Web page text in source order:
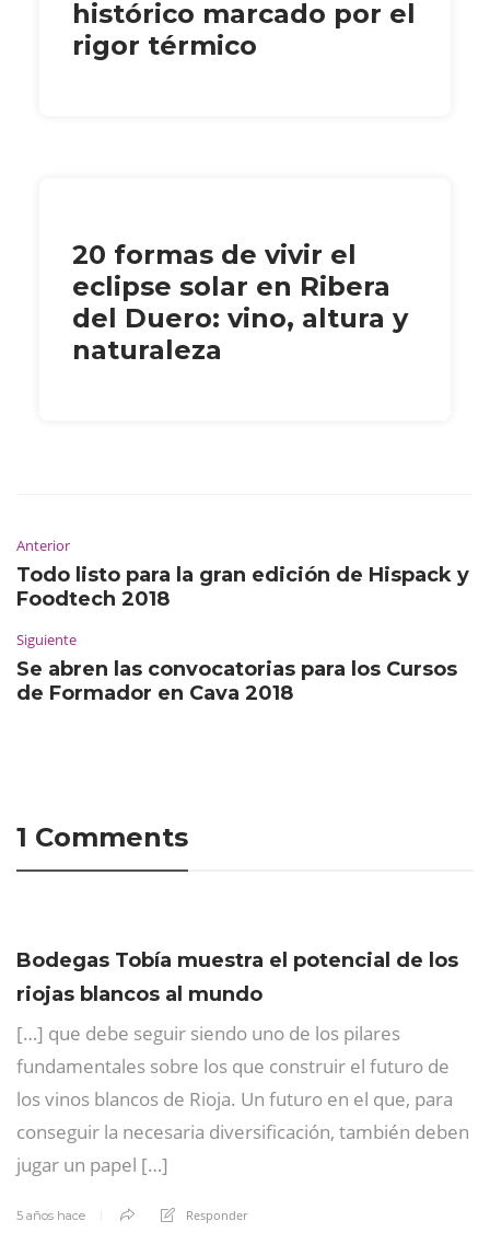
histórico marcado por el
rigor térmico
20 formas de vivir el
eclipse solar en Ribera
del Duero: vino, altura y
naturaleza
Anterior
Todo listo para la gran edición de Hispack y
Foodtech 2018
Siguiente
Se abren las convocatorias para los Cursos
de Formador en Cava 2018
1 Comments
Bodegas Tobía muestra el potencial de los
riojas blancos al mundo
[…] que debe seguir siendo uno de los pilares
fundamentales sobre los que construir el futuro de
los vinos blancos de Rioja. Un futuro en el que, para
conseguir la necesaria diversificación, también deben
jugar un papel […]
5 años hace Responder